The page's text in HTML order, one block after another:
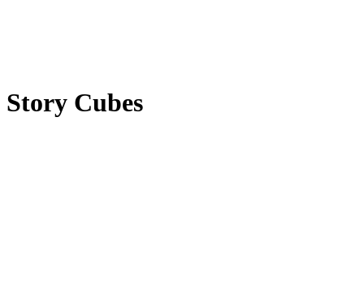
Story Cubes